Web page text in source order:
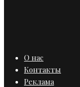
О нас
Контакты
Реклама